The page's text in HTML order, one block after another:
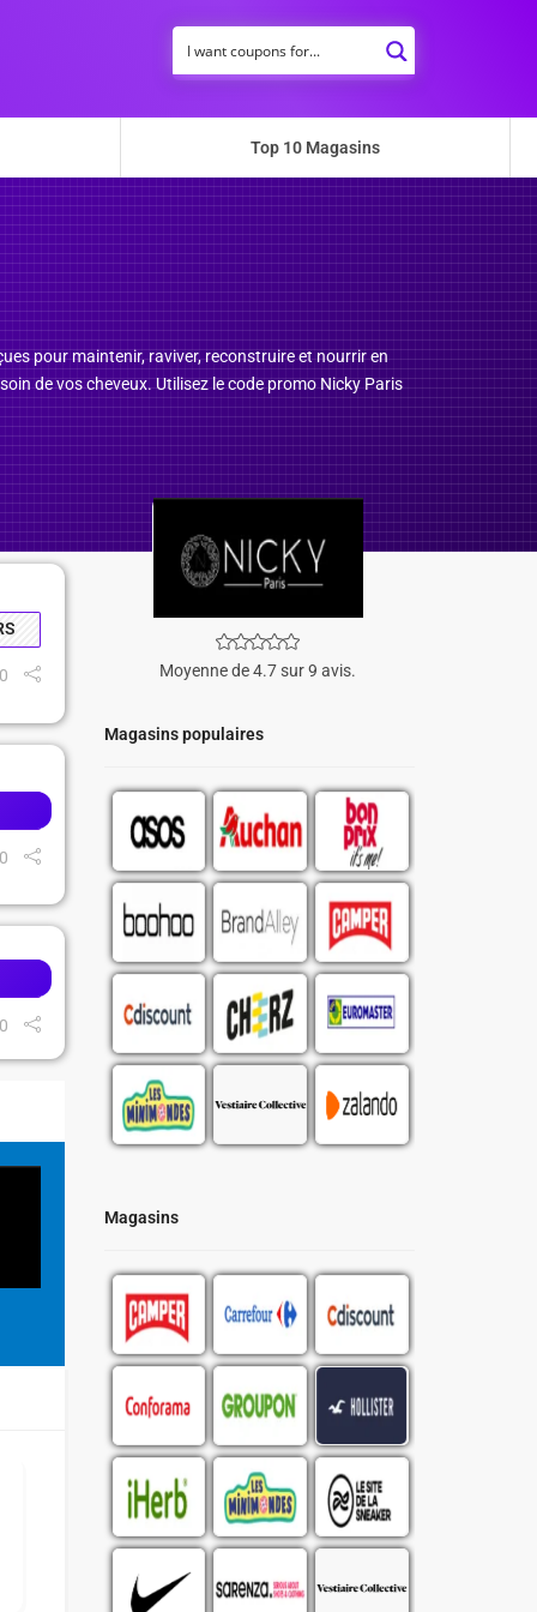
Top 10 Magasins
pour maintenir, raviver, reconstruire et nourrir en
de vos cheveux. Utilisez le code promo Nicky Paris
Moyenne de 4.7 sur 9 avis.
Magasins populaires
Magasins